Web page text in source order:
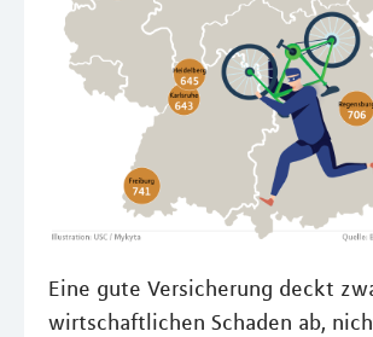
Eine gute Versicherung deckt
wirtschaftlichen Schaden ab,